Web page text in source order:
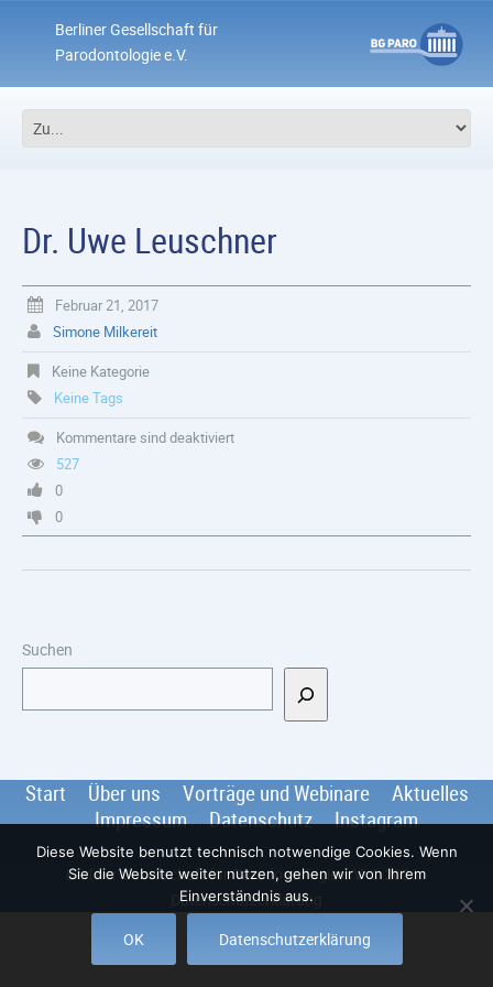
Berliner Gesellschaft für
Parodontologie e.V.
Dr. Uwe Leuschner
Februar 21, 2017
Simone Milkereit
Keine Kategorie
Keine Tags
Kommentare sind deaktiviert
527
0
0
Suchen
Start Über uns Vorträge und Webinare
Aktuelles
Impressum
Datenschutz Instagram
Berliner Gesellschaft für Parodontologie e.V.© 2026.
Datenschutzerklärung
Diese Website benutzt technisch notwendige Cookies. Wenn
Sie die Website weiter nutzen, gehen wir von Ihrem
Einverständnis aus.
OK Datenschutzerklärung